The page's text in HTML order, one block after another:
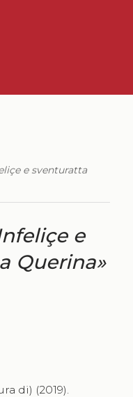
e sventuratta
e
Querina»
di) (2019).